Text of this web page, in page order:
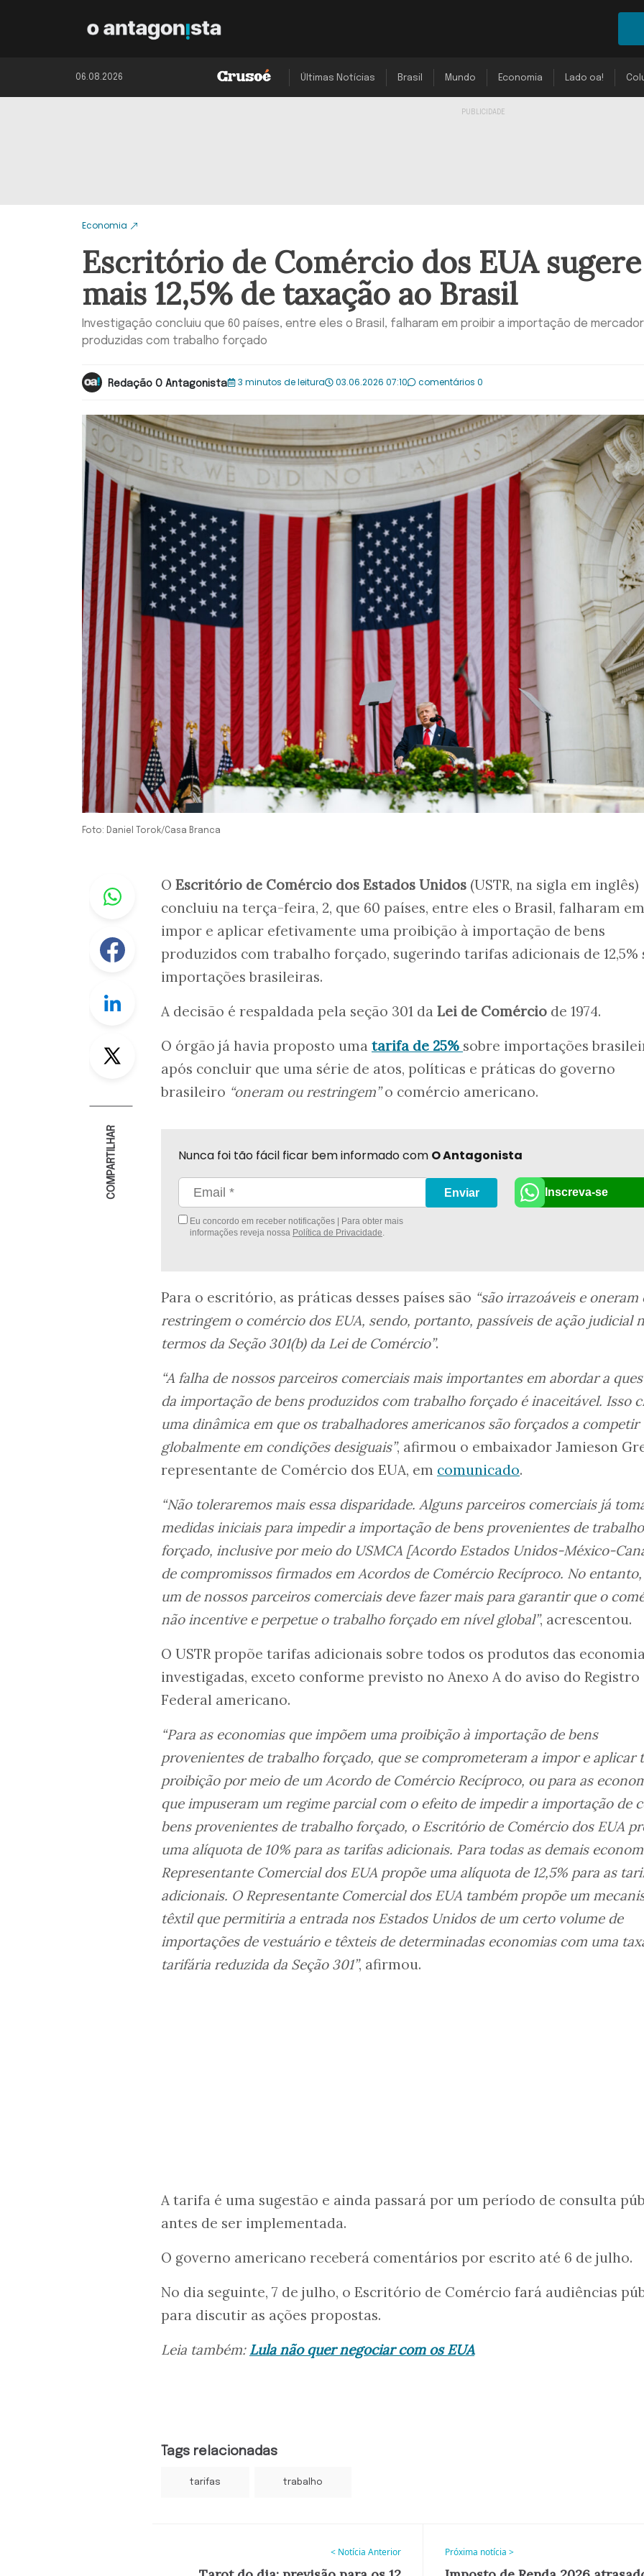
06.08.2026 Últimas Notícias Brasil Mundo Economia Lado oa!
Economia
Escritório de Comércio dos EUA sugere
mais 12,5% de taxação ao Brasil
Investigação concluiu que 60 países, entre eles o Brasil, falharam em proibir a importação de
produzidas com trabalho forçado
Redação O Antagonista 3 minutos de leitura 03.06.2026 07:10 comentários 0
Foto: Daniel Torok/Casa Branca
Whastapp
Facebook
Linkedin
Twitter
COMPARTILHAR
O Escritório de Comércio dos Estados Unidos (USTR, na sigla em inglês)
concluiu na terça-feira, 2, que 60 países, entre eles o Brasil, falharam em
impor e aplicar efetivamente uma proibição à importação de bens
produzidos com trabalho forçado, sugerindo tarifas adicionais de 12,5%
importações brasileiras.
A decisão é respaldada pela seção 301 da Lei de Comércio de 1974.
O órgão já havia proposto uma tarifa de 25% sobre importações
após concluir que uma série de atos, políticas e práticas do governo
brasileiro “oneram ou restringem”o comércio americano.
Nunca foi tão fácil ficar bem informado com O Antagonista
Eu concordo em receber notificações | Para obter mais
informações reveja nossa Política de Privacidade.
Enviar Inscreva-se
Para o escritório, as práticas desses países são “são irrazoáveis ​​e oneram
restringem o comércio dos EUA, sendo, portanto, passíveis de ação judicial
termos da Seção 301(b) da Lei de Comércio”.
“A falha de nossos parceiros comerciais mais importantes em abordar a
da importação de bens produzidos com trabalho forçado é inaceitável. Isso
uma dinâmica em que os trabalhadores americanos são forçados a competir
globalmente em condições desiguais”, afirmou o embaixador Jamieson
representante de Comércio dos EUA, em comunicado.
“Não toleraremos mais essa disparidade. Alguns parceiros comerciais já
medidas iniciais para impedir a importação de bens provenientes de trabalho
forçado, inclusive por meio do USMCA [Acordo Estados Unidos-México-
de compromissos firmados em Acordos de Comércio Recíproco. No
um de nossos parceiros comerciais deve fazer mais para garantir que o
não incentive e perpetue o trabalho forçado em nível global”, acrescentou.
O USTR propõe tarifas adicionais sobre todos os produtos das
investigadas, exceto conforme previsto no Anexo A do aviso do Registro
Federal americano.
“Para as economias que impõem uma proibição à importação de bens
provenientes de trabalho forçado, que se comprometeram a impor e aplicar
proibição por meio de um Acordo de Comércio Recíproco, ou para as
que impuseram um regime parcial com o efeito de impedir a importação de
bens provenientes de trabalho forçado, o Escritório de Comércio dos EUA
uma alíquota de 10% para as tarifas adicionais. Para todas as demais
Representante Comercial dos EUA propõe uma alíquota de 12,5% para as
adicionais. O Representante Comercial dos EUA também propõe um
têxtil que permitiria a entrada nos Estados Unidos de um certo volume de
importações de vestuário e têxteis de determinadas economias com uma
tarifária reduzida da Seção 301”, afirmou.
A tarifa é uma sugestão e ainda passará por um período de consulta
antes de ser implementada.
O governo americano receberá comentários por escrito até 6 de julho.
No dia seguinte, 7 de julho, o Escritório de Comércio fará audiências
para discutir as ações propostas.
Leia também: Lula não quer negociar com os EUA
Tags relacionadas
tarifas trabalho
< Notícia Anterior Próxima notícia >